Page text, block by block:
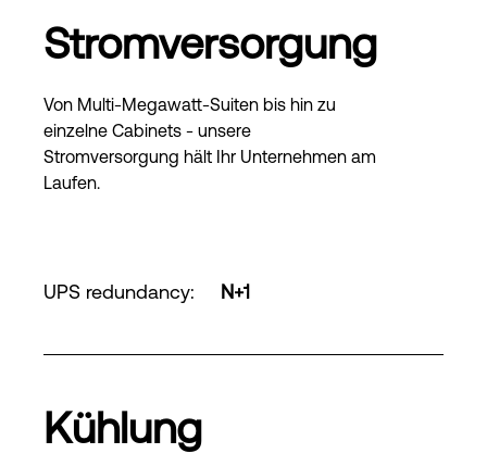
Stromversorgung
Von Multi-Megawatt-Suiten bis hin zu
einzelne Cabinets - unsere
Stromversorgung hält Ihr Unternehmen am
Laufen.
UPS redundancy: N+1
Kühlung